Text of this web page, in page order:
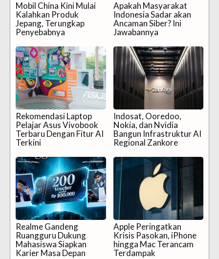
Mobil China Kini Mulai
Kalahkan Produk
Jepang, Terungkap
Penyebabnya
Apakah Masyarakat
Indonesia Sadar akan
Ancaman Siber? Ini
Jawabannya
Rekomendasi Laptop
Pelajar Asus Vivobook
Terbaru Dengan Fitur AI
Terkini
Indosat, Ooredoo,
Nokia, dan Nvidia
Bangun Infrastruktur AI
Regional Zankore
Realme Gandeng
Ruangguru Dukung
Mahasiswa Siapkan
Karier Masa Depan
Apple Peringatkan
Krisis Pasokan, iPhone
hingga Mac Terancam
Terdampak